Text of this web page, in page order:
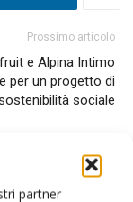
partner
Prossimo articolo
e Alpina Intimo
per un progetto di
sociale